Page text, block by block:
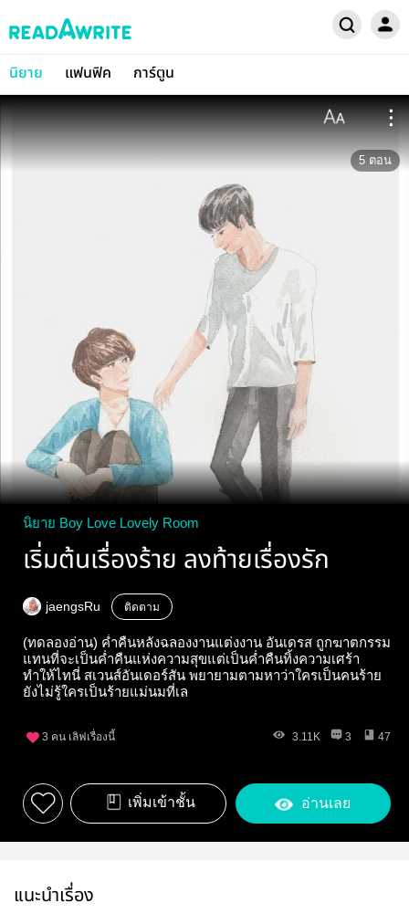
นิยาย แฟนฟิค การ์ตูน
5 ตอน
นิยาย Boy Love Lovely Room
เริ่มต้นเรื่องร้าย ลงท้ายเรื่องรัก
jaengsRu ติดตาม
(ทดลองอ่าน) ค่ำคืนหลังฉลองงานแต่งงาน อันเดรส ถูกฆาตกรรม
แทนที่จะเป็นค่ำคืนแห่งความสุขแต่เป็นค่ำคืนทิ้งความเศร้า
ทำให้ไทนี่ สเวนส์อันเดอร์สัน พยายามตามหาว่าใครเป็นคนร้าย
ยังไม่รู้ใครเป็นร้ายแม่นมที่เล
3 คน เลิฟเรื่องนี้ 3.11K 3 47
เพิ่มเข้าชั้น อ่านเลย
แนะนำเรื่อง